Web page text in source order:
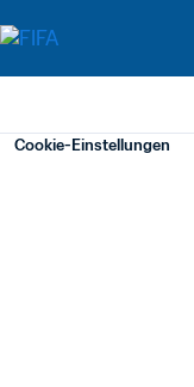
Cookie-Einstellungen